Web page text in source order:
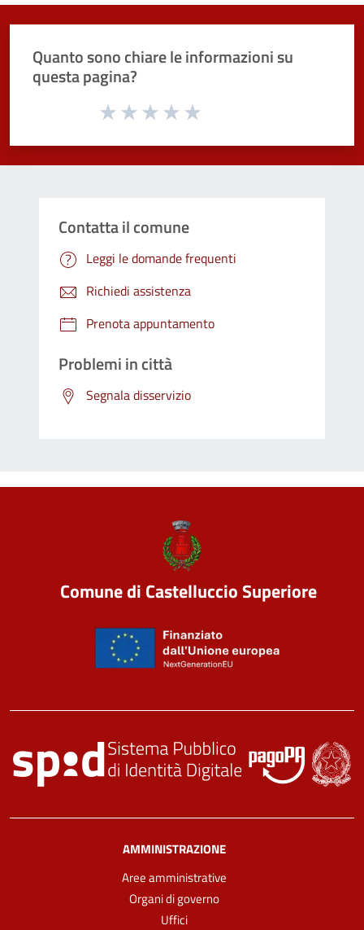
Quanto sono chiare le informazioni su
questa pagina?
Valuta da 1 a 5 stelle la pagina
Contatta il comune
Leggi le domande frequenti
Richiedi assistenza
Prenota appuntamento
Problemi in città
Segnala disservizio
Comune di Castelluccio Superiore
AMMINISTRAZIONE
Aree amministrative
Organi di governo
Uffici